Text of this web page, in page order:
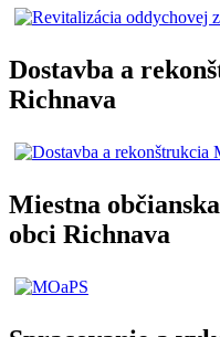
Dostavba a
Richnava
Miestna
obci Richnava